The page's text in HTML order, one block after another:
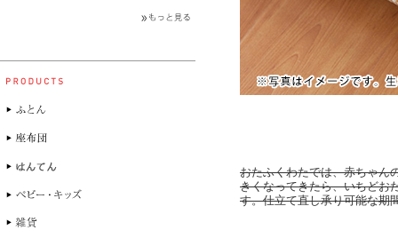
おたふくわたでは、赤ちゃん
きくなってきたら、いちどお
す。仕立て直し承り可能な